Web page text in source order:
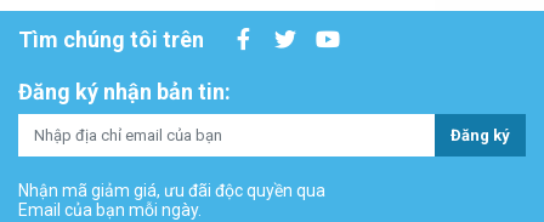
Tìm chúng tôi trên
Đăng ký nhận bản tin:
Đăng ký
Nhận mã giảm giá, ưu đãi độc quyền qua
Email của bạn mỗi ngày.